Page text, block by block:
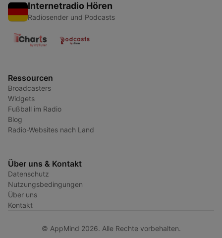
Internetradio Hören
Radiosender und Podcasts
Ressourcen
Broadcasters
Widgets
Fußball im Radio
Blog
Radio-Websites nach Land
Über uns & Kontakt
Datenschutz
Nutzungsbedingungen
Über uns
Kontakt
© AppMind 2026. Alle Rechte vorbehalten.